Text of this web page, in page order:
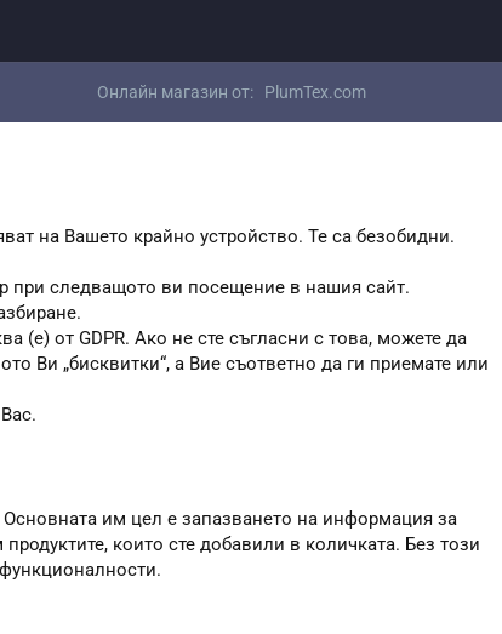
Онлайн магазин от: PlumTex.com
на Вашето крайно устройство. Те са безобидни.
при следващото ви посещение в нашия сайт.
(е) от GDPR. Ако не сте съгласни с това, можете да
Ви „бисквитки“, а Вие съответно да ги приемате или
им цел е запазването на информация за
които сте добавили в количката. Без този